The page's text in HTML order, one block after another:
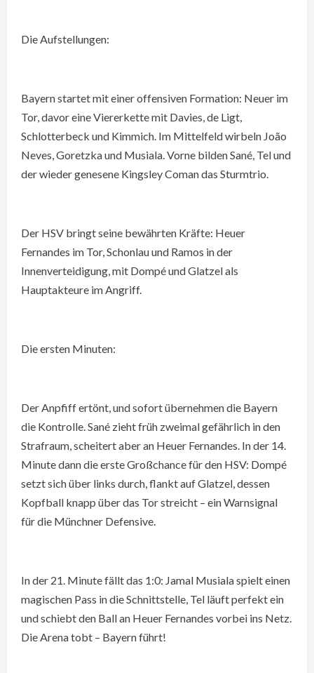
Die Aufstellungen:
Bayern startet mit einer offensiven Formation: Neuer im
Tor, davor eine Viererkette mit Davies, de Ligt,
Schlotterbeck und Kimmich. Im Mittelfeld wirbeln João
Neves, Goretzka und Musiala. Vorne bilden Sané, Tel und
der wieder genesene Kingsley Coman das Sturmtrio.
Der HSV bringt seine bewährten Kräfte: Heuer
Fernandes im Tor, Schonlau und Ramos in der
Innenverteidigung, mit Dompé und Glatzel als
Hauptakteure im Angriff.
Die ersten Minuten:
Der Anpfiff ertönt, und sofort übernehmen die Bayern
die Kontrolle. Sané zieht früh zweimal gefährlich in den
Strafraum, scheitert aber an Heuer Fernandes. In der 14.
Minute dann die erste Großchance für den HSV: Dompé
setzt sich über links durch, flankt auf Glatzel, dessen
Kopfball knapp über das Tor streicht – ein Warnsignal
für die Münchner Defensive.
In der 21. Minute fällt das 1:0: Jamal Musiala spielt einen
magischen Pass in die Schnittstelle, Tel läuft perfekt ein
und schiebt den Ball an Heuer Fernandes vorbei ins Netz.
Die Arena tobt – Bayern führt!